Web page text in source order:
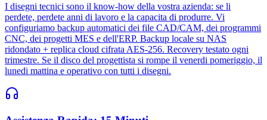
I disegni tecnici sono il know-how della vostra azienda: se li
perdete, perdete anni di lavoro e la capacita di produrre. Vi
configuriamo backup automatici dei file CAD/CAM, dei programmi
CNC, dei progetti MES e dell'ERP. Backup locale su NAS
ridondato + replica cloud cifrata AES-256. Recovery testato ogni
trimestre. Se il disco del progettista si rompe il venerdi pomeriggio, il
lunedi mattina e operativo con tutti i disegni.